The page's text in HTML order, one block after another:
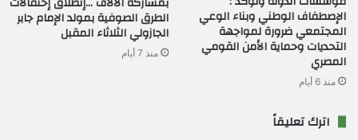
الإصطفاف الوطني وبناء الوعي
المجتمعي ضرورة لمواجهة
التحديات وحماية الأمن القومي
المصري
منذ 6 أيام
الطرق الصوفية بمولد الإمام جابر
الجازولي الثلاثاء المقبل
منذ 7 أيام
اترك تعليقاً